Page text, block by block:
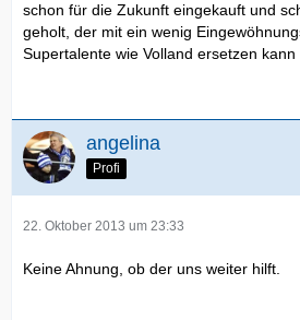
schon für die Zukunft eingekauft und
geholt, der mit ein wenig
Supertalente wie Volland ersetzen kann
angelina
Profi
22. Oktober 2013 um 23:33
Keine Ahnung, ob der uns weiter hilft.